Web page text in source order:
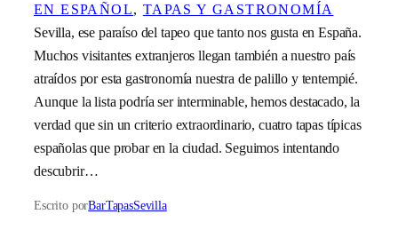
EN ESPAÑOL, TAPAS Y GASTRONOMÍA
Sevilla, ese paraíso del tapeo que tanto nos gusta en España.
Muchos visitantes extranjeros llegan también a nuestro país
atraídos por esta gastronomía nuestra de palillo y tentempié.
Aunque la lista podría ser interminable, hemos destacado, la
verdad que sin un criterio extraordinario, cuatro tapas típicas
españolas que probar en la ciudad. Seguimos intentando
descubrir…
Escrito porBarTapasSevilla